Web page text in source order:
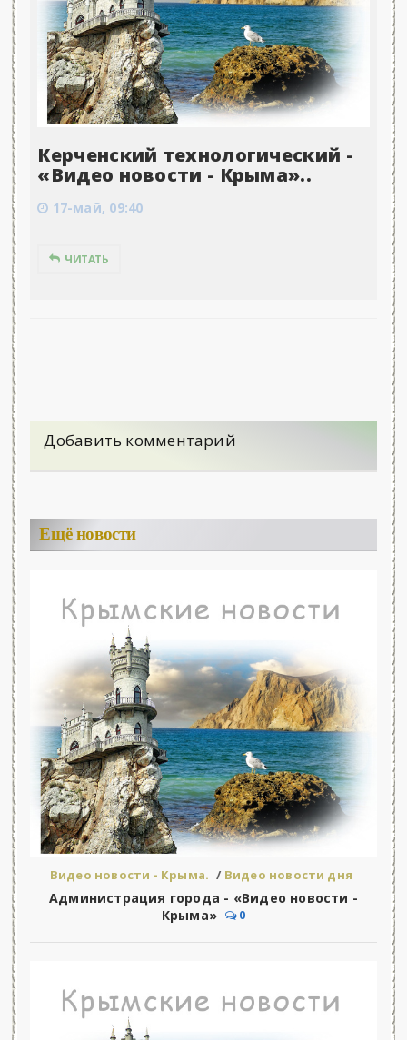
Керченский технологический -
«Видео новости - Крыма»..
17-май, 09:40
ЧИТАТЬ
Добавить комментарий
Ещё новости
Видео новости - Крыма. / Видео новости дня
Администрация города - «Видео новости -
Крыма»
0